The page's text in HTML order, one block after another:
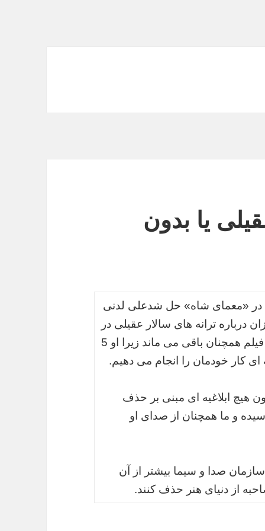
یا بدون
در «معمای شاه» حل شدعلی لدنی
درباره ترانه های سالار عقیلی در
این سریال گفت: صدای سالار عقیلی در این فیلم همچنان باقی می ماند زیرا او 5
کار خودمان را انجام می دهیم.
هیچ ابلاغیه ای مبنی بر حذف
و ما همچنان از صدای او
صدا و سیما بیشتر از آن
از دنیای هنر حذف کنند.